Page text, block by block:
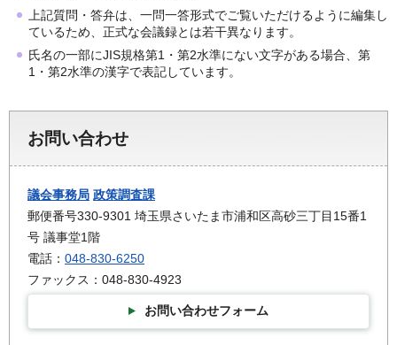
上記質問・答弁は、一問一答形式でご覧いただけるように編集し
ているため、正式な会議録とは若干異なります。
氏名の一部にJIS規格第1・第2水準にない文字がある場合、第
1・第2水準の漢字で表記しています。
お問い合わせ
議会事務局 政策調査課
郵便番号330-9301 埼玉県さいたま市浦和区高砂三丁目15番1
号 議事堂1階
電話： 048-830-6250
ファックス：048-830-4923
お問い合わせフォーム